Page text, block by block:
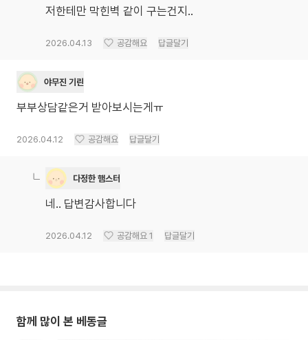
저한테만 막힌벽 같이 구는건지..
2026.04.13 공감해요 답글달기
야무진 기린
부부상담같은거 받아보시는게ㅠ
2026.04.12 공감해요 답글달기
다정한 햄스터
네.. 답변감사합니다
2026.04.12 공감해요 1 답글달기
함께 많이 본 베동글